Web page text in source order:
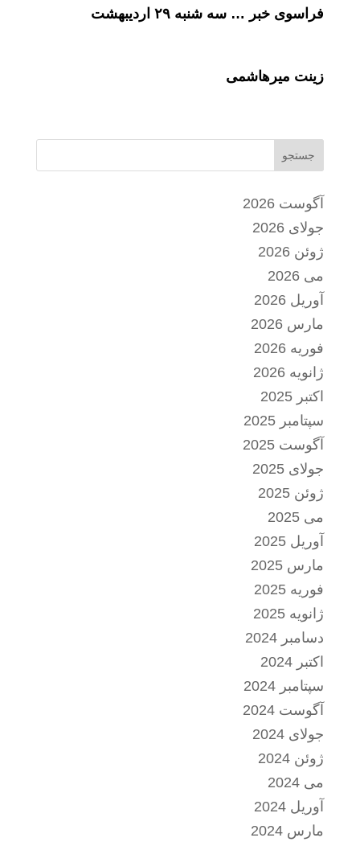
فراسوی خبر … سه شنبه ۲۹ اردیبهشت
زینت میرهاشمی
جستجو
آگوست 2026
جولای 2026
ژوئن 2026
می 2026
آوریل 2026
مارس 2026
فوریه 2026
ژانویه 2026
اکتبر 2025
سپتامبر 2025
آگوست 2025
جولای 2025
ژوئن 2025
می 2025
آوریل 2025
مارس 2025
فوریه 2025
ژانویه 2025
دسامبر 2024
اکتبر 2024
سپتامبر 2024
آگوست 2024
جولای 2024
ژوئن 2024
می 2024
آوریل 2024
مارس 2024